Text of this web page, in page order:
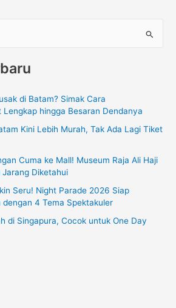
di Batam? Simak Cara
hingga Besaran Dendanya
Kini Lebih Murah, Tak Ada Lagi Tiket
Cuma ke Mall! Museum Raja Ali Haji
Diketahui
Seru! Night Parade 2026 Siap
4 Tema Spektakuler
di Singapura, Cocok untuk One Day